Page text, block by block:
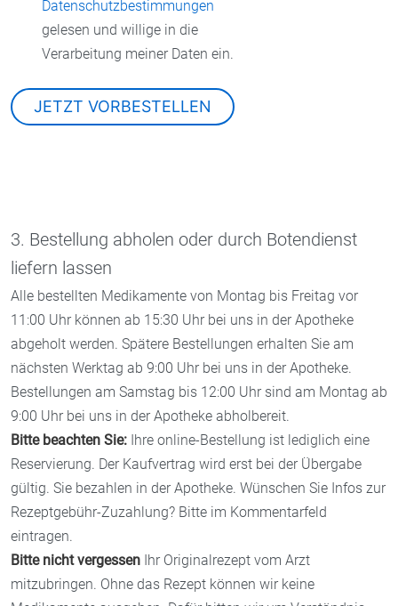
Datenschutzbestimmungen
gelesen und willige in die
Verarbeitung meiner Daten ein.
3. Bestellung abholen oder durch Botendienst
liefern lassen
Alle bestellten Medikamente von Montag bis Freitag vor
11:00 Uhr können ab 15:30 Uhr bei uns in der Apotheke
abgeholt werden. Spätere Bestellungen erhalten Sie am
nächsten Werktag ab 9:00 Uhr bei uns in der Apotheke.
Bestellungen am Samstag bis 12:00 Uhr sind am Montag ab
9:00 Uhr bei uns in der Apotheke abholbereit.
Bitte beachten Sie: Ihre online-Bestellung ist lediglich eine
Reservierung. Der Kaufvertrag wird erst bei der Übergabe
gültig. Sie bezahlen in der Apotheke. Wünschen Sie Infos zur
Rezeptgebühr-Zuzahlung? Bitte im Kommentarfeld
eintragen.
Bitte nicht vergessen Ihr Originalrezept vom Arzt
mitzubringen. Ohne das Rezept können wir keine